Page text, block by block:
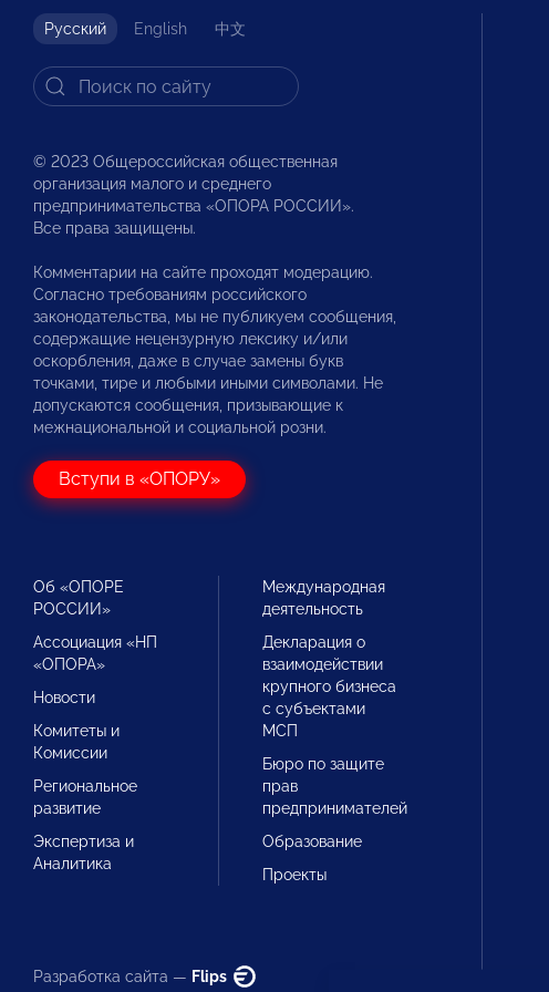
Русский English 中文
© 2023 Общероссийская общественная
организация малого и среднего
предпринимательства «ОПОРА РОССИИ».
Все права защищены.
Комментарии на сайте проходят модерацию.
Согласно требованиям российского
законодательства, мы не публикуем сообщения,
содержащие нецензурную лексику и/или
оскорбления, даже в случае замены букв
точками, тире и любыми иными символами. Не
допускаются сообщения, призывающие к
межнациональной и социальной розни.
Вступи в «ОПОРУ»
Об «ОПОРЕ
РОССИИ»
Ассоциация «НП
«ОПОРА»
Новости
Комитеты и
Комиссии
Региональное
развитие
Экспертиза и
Аналитика
Международная
деятельность
Декларация о
взаимодействии
крупного бизнеса
с субъектами
МСП
Бюро по защите
прав
предпринимателей
Образование
Проекты
Разработка сайта — Flips